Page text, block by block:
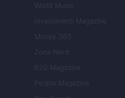
World Music
Investimenti Magazine
Money 365
Zona Nerd
B2B Magazine
People Magazine